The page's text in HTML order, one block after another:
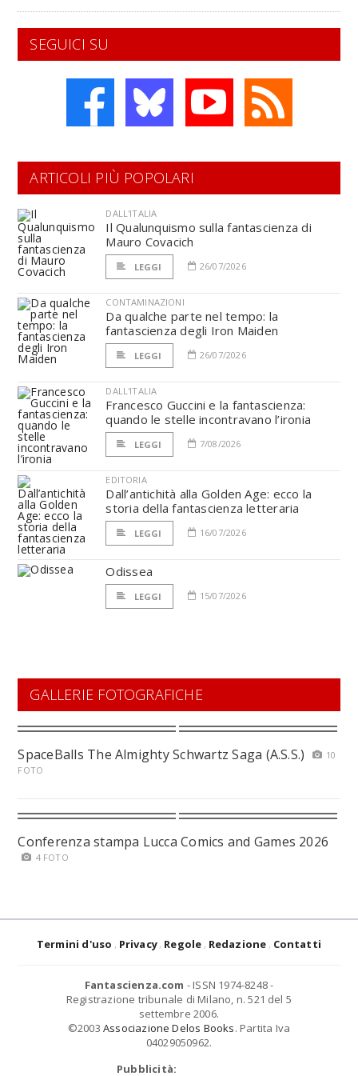
SEGUICI SU
ARTICOLI PIÙ POPOLARI
DALL'ITALIA
Il Qualunquismo sulla fantascienza di
Mauro Covacich
LEGGI 26/07/2026
CONTAMINAZIONI
Da qualche parte nel tempo: la
fantascienza degli Iron Maiden
LEGGI 26/07/2026
DALL'ITALIA
Francesco Guccini e la fantascienza:
quando le stelle incontravano l’ironia
LEGGI 7/08/2026
EDITORIA
Dall’antichità alla Golden Age: ecco la
storia della fantascienza letteraria
LEGGI 16/07/2026
Odissea
LEGGI 15/07/2026
GALLERIE FOTOGRAFICHE
SpaceBalls The Almighty Schwartz Saga (A.S.S.)
10
FOTO
Conferenza stampa Lucca Comics and Games 2026
4 FOTO
Termini d'uso Privacy Regole Redazione Contatti
Fantascienza.com - ISSN 1974-8248 -
Registrazione tribunale di Milano, n. 521 del 5
settembre 2006.
©2003 Associazione Delos Books. Partita Iva
04029050962.
Pubblicità: